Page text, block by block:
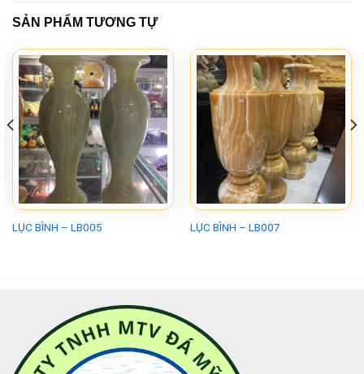
SẢN PHẨM TƯƠNG TỰ
LỤC BÌNH – LB005 LỤC BÌNH – LB007